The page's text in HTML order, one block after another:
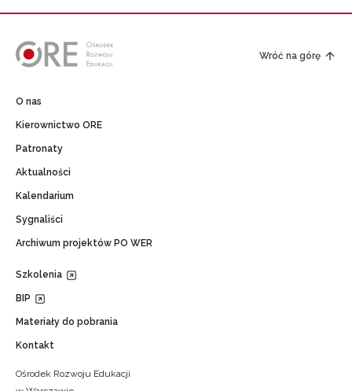
Wróć na górę
O nas
Kierownictwo ORE
Patronaty
Aktualności
Kalendarium
Sygnaliści
Archiwum projektów PO WER
Szkolenia
BIP
Materiały do pobrania
Kontakt
Ośrodek Rozwoju Edukacji